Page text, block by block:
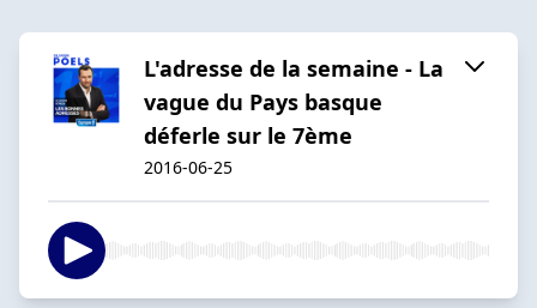
L'adresse de la semaine - La
vague du Pays basque
déferle sur le 7ème
2016-06-25